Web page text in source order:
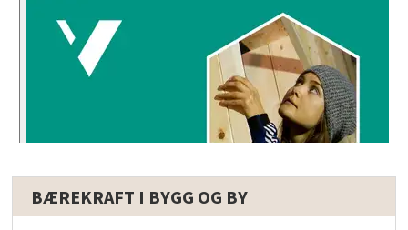
BÆREKRAFT I BYGG OG BY